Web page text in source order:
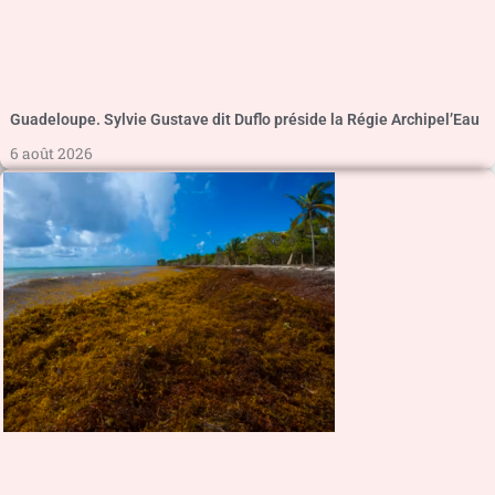
Guadeloupe. Sylvie Gustave dit Duflo préside la Régie Archipel’Eau
6 août 2026